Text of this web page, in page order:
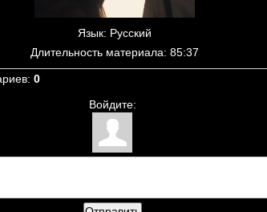
Язык: Русский
Длительность материала: 85:37
: 0
Войдите: